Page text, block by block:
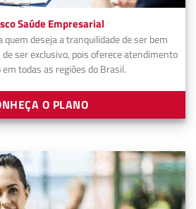
Saúde Empresarial
quem deseja a tranquilidade de ser bem
ser exclusivo, pois oferece atendimento
todas as regiões do Brasil.
O PLANO